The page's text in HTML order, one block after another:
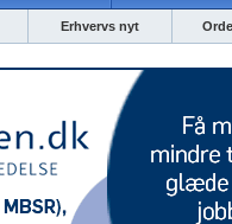
Erhvervs nyt